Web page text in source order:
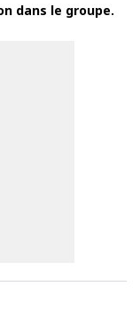
dans le groupe.